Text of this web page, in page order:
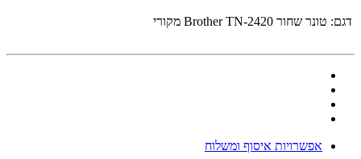
דגם: טונר ‏שחור Brother TN-2420 מקורי
אפשרויות איסוף ומשלוח